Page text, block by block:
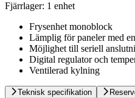
Fjärrlager: 1 enhet
Frysenhet monoblock
Lämplig för paneler med
Möjlighet till seriell
Digital regulator och
Ventilerad kylning
Teknisk specifikation